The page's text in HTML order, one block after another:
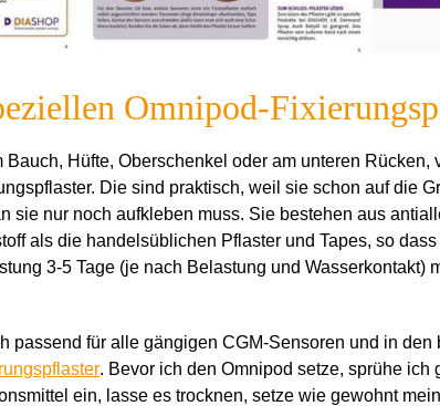
Omnipod-
Bauch, Hüfte, Oberschenkel oder am unteren Rücken,
Die sind praktisch, weil sie schon auf die
sie nur noch aufkleben muss. Sie bestehen aus
als die handelsüblichen Pflaster und Tapes, so
3-5 Tage (je nach Belastung und Wasserkontakt)
passend für alle gängigen CGM-Sensoren und in den
. Bevor ich den Omnipod setze, sprühe ich
ein, lasse es trocknen, setze wie gewohnt